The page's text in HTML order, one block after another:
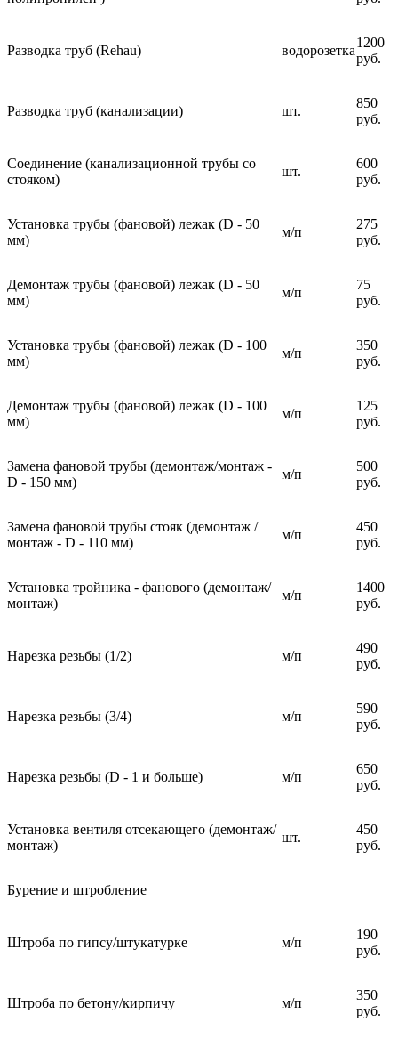
Разводка труб (Rehau) водорозетка
1200
руб.
Разводка труб (канализации) шт.
850
руб.
Соединение (канализационной трубы со
стояком)
шт.
600
руб.
Установка трубы (фановой) лежак (D - 50
мм)
м/п
275
руб.
Демонтаж трубы (фановой) лежак (D - 50
мм)
м/п
75
руб.
Установка трубы (фановой) лежак (D - 100
мм)
м/п
350
руб.
Демонтаж трубы (фановой) лежак (D - 100
мм)
м/п
125
руб.
Замена фановой трубы (демонтаж/монтаж -
D - 150 мм)
м/п
500
руб.
Замена фановой трубы стояк (демонтаж /
монтаж - D - 110 мм)
м/п
450
руб.
Установка тройника - фанового (демонтаж/
монтаж)
м/п
1400
руб.
Нарезка резьбы (1/2) м/п
490
руб.
Нарезка резьбы (3/4) м/п
590
руб.
Нарезка резьбы (D - 1 и больше) м/п
650
руб.
Установка вентиля отсекающего (демонтаж/
монтаж)
шт.
450
руб.
Бурение и штробление
Штроба по гипсу/штукатурке м/п
190
руб.
Штроба по бетону/кирпичу м/п
350
руб.